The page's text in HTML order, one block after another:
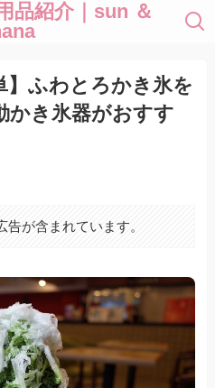
品紹介｜sun ＆
】ふわとろかき氷を
かき氷器がおすす
が含まれています。